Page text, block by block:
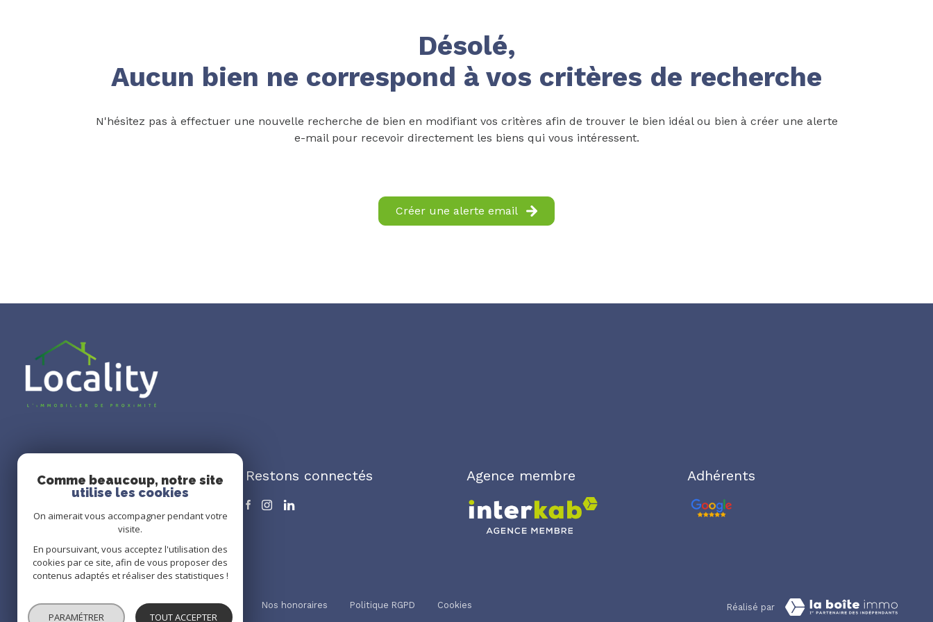
Désolé,
Aucun bien ne correspond à vos critères de recherche
N'hésitez pas à effectuer une nouvelle recherche de bien en modifiant vos critères afin de trouver le bien idéal ou bien à créer une alerte
e-mail pour recevoir directement les biens qui vous intéressent.
Créer une alerte email
Agence Locality
remi.langlois@agencelocality.fr
92260 Fontenay-aux-Roses
Restons connectés Agence membre Adhérents
Nos partenaires Mentions légales Admin Nos honoraires Politique RGPD Cookies Réalisé par
Comme beaucoup, notre site
utilise les cookies
On aimerait vous accompagner pendant votre
visite.
En poursuivant, vous acceptez l'utilisation des
cookies par ce site, afin de vous proposer des
contenus adaptés et réaliser des statistiques !
PARAMÉTRER TOUT ACCEPTER